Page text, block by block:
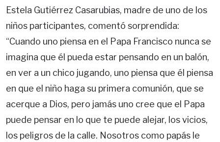
Estela Gutiérrez Casarubias, madre de uno de los
niños participantes, comentó sorprendida:
“Cuando uno piensa en el Papa Francisco nunca se
imagina que él pueda estar pensando en un balón,
en ver a un chico jugando, uno piensa que él piensa
en que el niño haga su primera comunión, que se
acerque a Dios, pero jamás uno cree que el Papa
puede pensar en lo que te puede alejar, los vicios,
los peligros de la calle. Nosotros como papás le